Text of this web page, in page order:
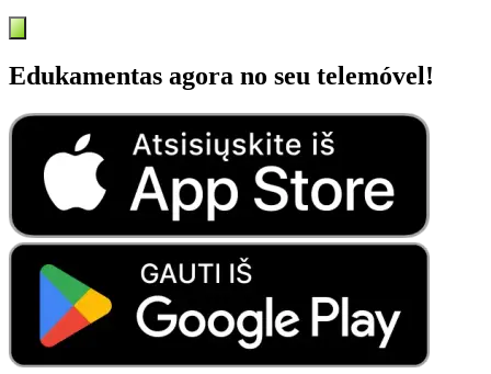
Edukamentas agora no seu telemóvel!